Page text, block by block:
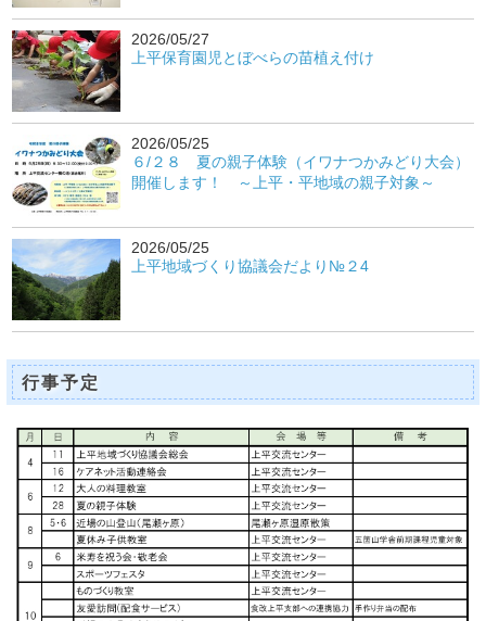
2026/05/27
上平保育園児とぼべらの苗植え付け
2026/05/25
６/２８ 夏の親子体験（イワナつかみどり大会）
開催します！ ～上平・平地域の親子対象～
2026/05/25
上平地域づくり協議会だより№２4
行事予定